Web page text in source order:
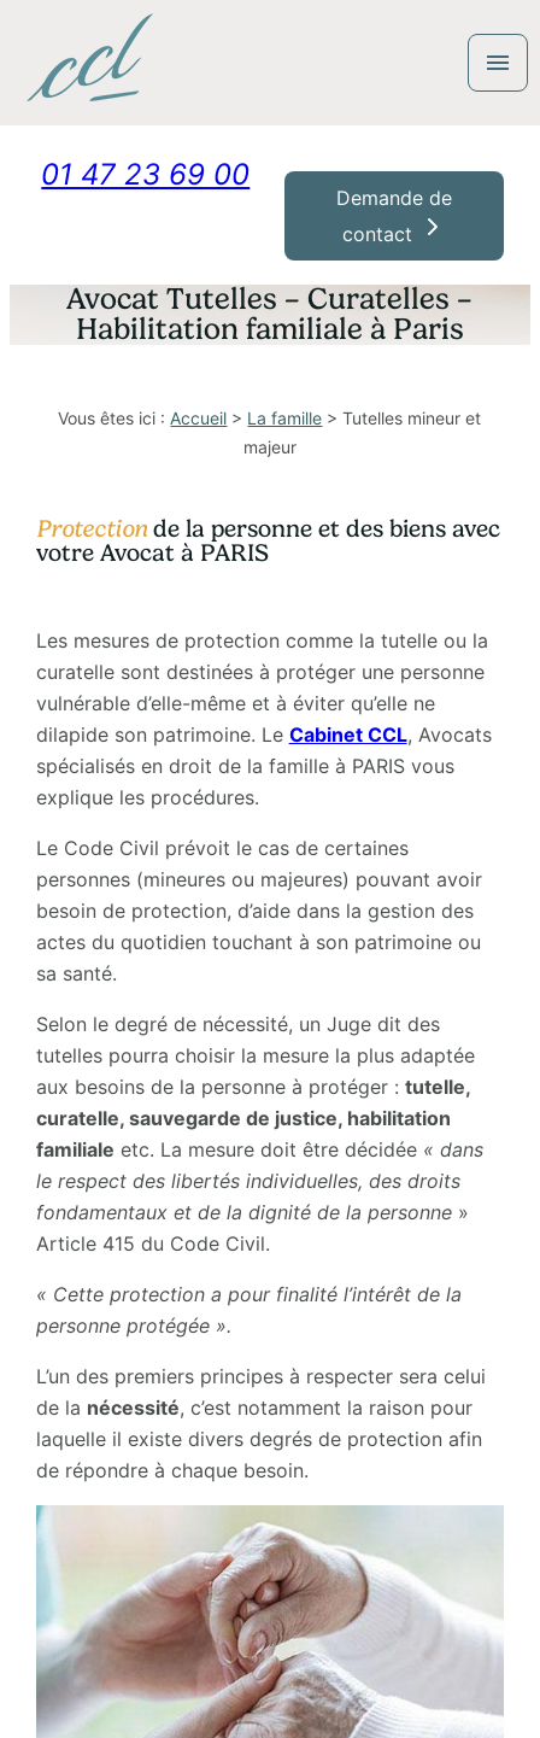
menu
01 47 23 69 00
Demande de
contact
Avocat Tutelles – Curatelles –
Habilitation familiale à Paris
Vous êtes ici : Accueil > La famille > Tutelles mineur et
majeur
Protection de la personne et des biens avec
votre Avocat à PARIS
Les mesures de protection comme la tutelle ou la
curatelle sont destinées à protéger une personne
vulnérable d’elle-même et à éviter qu’elle ne
dilapide son patrimoine. Le Cabinet CCL, Avocats
spécialisés en droit de la famille à PARIS vous
explique les procédures.
Le Code Civil prévoit le cas de certaines
personnes (mineures ou majeures) pouvant avoir
besoin de protection, d’aide dans la gestion des
actes du quotidien touchant à son patrimoine ou
sa santé.
Selon le degré de nécessité, un Juge dit des
tutelles pourra choisir la mesure la plus adaptée
aux besoins de la personne à protéger : tutelle,
curatelle, sauvegarde de justice, habilitation
familiale etc. La mesure doit être décidée « dans
le respect des libertés individuelles, des droits
fondamentaux et de la dignité de la personne»
Article 415 du Code Civil.
« Cette protection a pour finalité l’intérêt de la
personne protégée ».
L’un des premiers principes à respecter sera celui
de la nécessité, c’est notamment la raison pour
laquelle il existe divers degrés de protection afin
de répondre à chaque besoin.
Panneau de gestion des cookies